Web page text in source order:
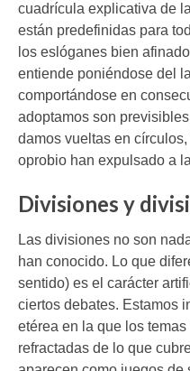
cuadrícula explicativa de
están predefinidas para
los eslóganes bien
entiende poniéndose del
comportándose en
adoptamos son
damos vueltas en
oprobio han expulsado a
Divisiones y
Las divisiones no son
han conocido. Lo que
sentido) es el carácter
ciertos debates. Estamos
etérea en la que los
refractadas de lo que